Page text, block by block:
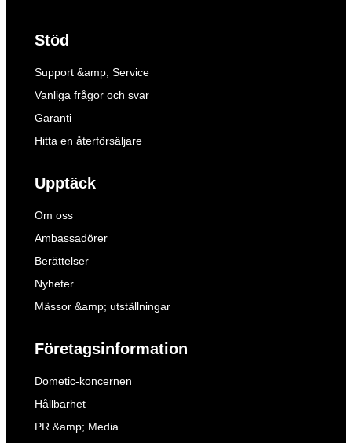
Stöd
Support &amp; Service
Vanliga frågor och svar
Garanti
Hitta en återförsäljare
Upptäck
Om oss
Ambassadörer
Berättelser
Nyheter
Mässor &amp; utställningar
Företagsinformation
Dometic-koncernen
Hållbarhet
PR &amp; Media